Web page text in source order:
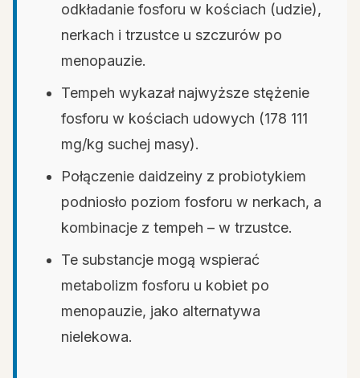
odkładanie fosforu w kościach (udzie),
nerkach i trzustce u szczurów po
menopauzie.
Tempeh wykazał najwyższe stężenie
fosforu w kościach udowych (178 111
mg/kg suchej masy).
Połączenie daidzeiny z probiotykiem
podniosło poziom fosforu w nerkach, a
kombinacje z tempeh – w trzustce.
Te substancje mogą wspierać
metabolizm fosforu u kobiet po
menopauzie, jako alternatywa
nielekowa.